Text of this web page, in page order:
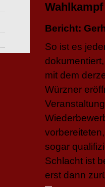
Bericht:
So ist es
mit dem
Würzner
sogar
Schlacht ist
erst dann